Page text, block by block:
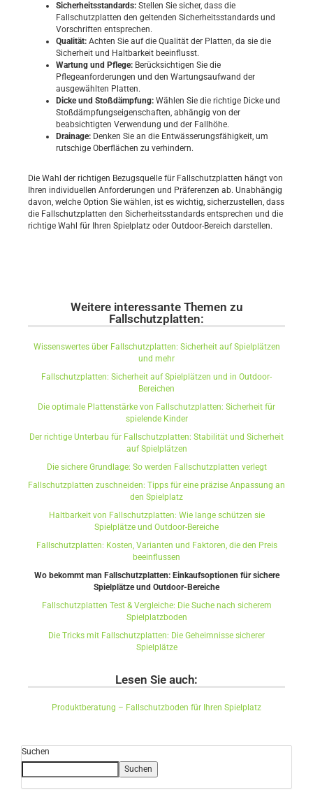
Sicherheitsstandards: Stellen Sie sicher, dass die
Fallschutzplatten den geltenden Sicherheitsstandards und
Vorschriften entsprechen.
Qualität: Achten Sie auf die Qualität der Platten, da sie die
Sicherheit und Haltbarkeit beeinflusst.
Wartung und Pflege: Berücksichtigen Sie die
Pflegeanforderungen und den Wartungsaufwand der
ausgewählten Platten.
Dicke und Stoßdämpfung: Wählen Sie die richtige Dicke und
Stoßdämpfungseigenschaften, abhängig von der
beabsichtigten Verwendung und der Fallhöhe.
Drainage: Denken Sie an die Entwässerungsfähigkeit, um
rutschige Oberflächen zu verhindern.
Die Wahl der richtigen Bezugsquelle für Fallschutzplatten hängt von
Ihren individuellen Anforderungen und Präferenzen ab. Unabhängig
davon, welche Option Sie wählen, ist es wichtig, sicherzustellen, dass
die Fallschutzplatten den Sicherheitsstandards entsprechen und die
richtige Wahl für Ihren Spielplatz oder Outdoor-Bereich darstellen.
Weitere interessante Themen zu
Fallschutzplatten:
Wissenswertes über Fallschutzplatten: Sicherheit auf Spielplätzen
und mehr
Fallschutzplatten: Sicherheit auf Spielplätzen und in Outdoor-
Bereichen
Die optimale Plattenstärke von Fallschutzplatten: Sicherheit für
spielende Kinder
Der richtige Unterbau für Fallschutzplatten: Stabilität und Sicherheit
auf Spielplätzen
Die sichere Grundlage: So werden Fallschutzplatten verlegt
Fallschutzplatten zuschneiden: Tipps für eine präzise Anpassung an
den Spielplatz
Haltbarkeit von Fallschutzplatten: Wie lange schützen sie
Spielplätze und Outdoor-Bereiche
Fallschutzplatten: Kosten, Varianten und Faktoren, die den Preis
beeinflussen
Wo bekommt man Fallschutzplatten: Einkaufsoptionen für sichere
Spielplätze und Outdoor-Bereiche
Fallschutzplatten Test & Vergleiche: Die Suche nach sicherem
Spielplatzboden
Die Tricks mit Fallschutzplatten: Die Geheimnisse sicherer
Spielplätze
Lesen Sie auch:
Produktberatung – Fallschutzboden für Ihren Spielplatz
Suchen
Suchen